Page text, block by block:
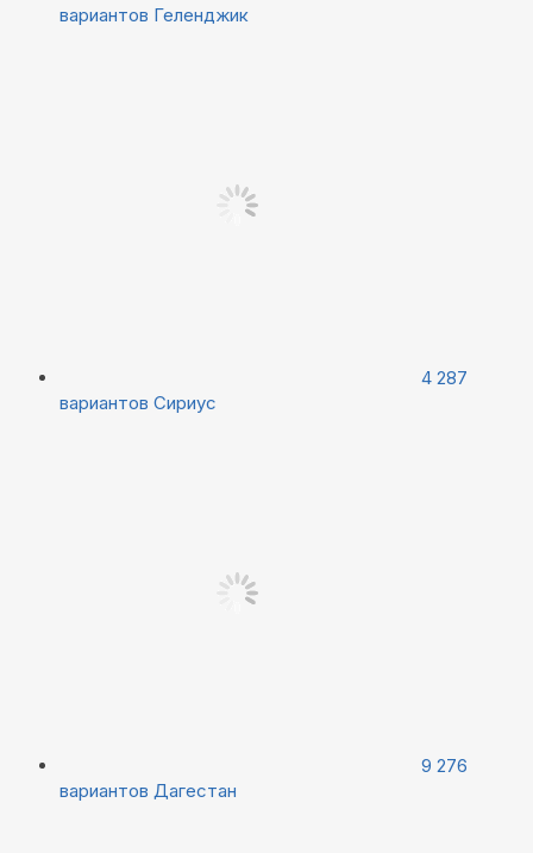
вариантов Геленджик
4 287
вариантов Сириус
9 276
вариантов Дагестан